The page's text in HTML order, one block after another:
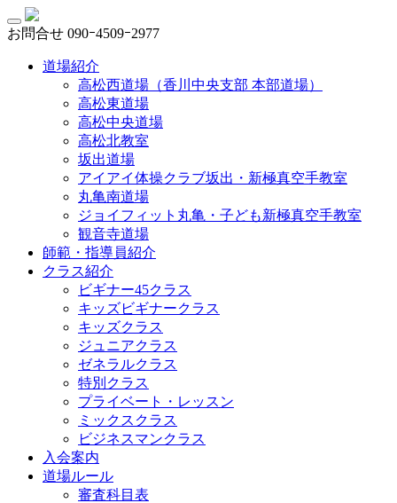
お問合せ 090ｰ4509ｰ2977
道場紹介
高松西道場（香川中央支部 本部道場）
高松東道場
高松中央道場
高松北教室
坂出道場
アイアイ体操クラブ坂出・新極真空手教室
丸亀南道場
ジョイフィット丸亀・子ども新極真空手教室
観音寺道場
師範・指導員紹介
クラス紹介
ビギナー45クラス
キッズビギナークラス
キッズクラス
ジュニアクラス
ゼネラルクラス
特別クラス
プライベート・レッスン
ミックスクラス
ビジネスマンクラス
入会案内
道場ルール
審査科目表